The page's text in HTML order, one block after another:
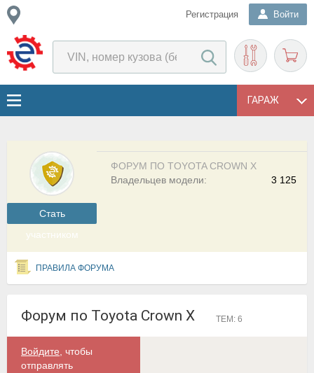
Регистрация Войти
ГАРАЖ
Cтать
участником
ФОРУМ ПО TOYOTA CROWN X
3 125
Владельцев модели:
ПРАВИЛА ФОРУМА
Форум по Toyota Crown X ТЕМ: 6
Войдите , чтобы
отправлять